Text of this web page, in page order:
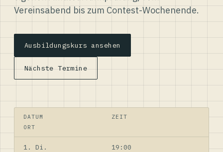
Vereinsabend bis zum Contest-Wochenende.
Ausbildungskurs ansehen
Nächste Termine
DATUM
ZEIT
ORT
1. Di.
19:00